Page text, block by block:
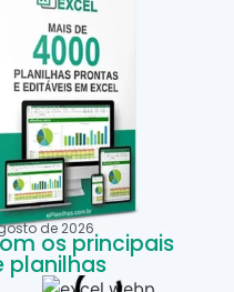
de 2026
os principais
planilhas